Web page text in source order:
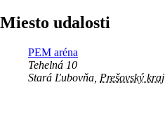
Miesto udalosti
PEM aréna
Tehelná 10
Stará Ľubovňa Prešovský kraj